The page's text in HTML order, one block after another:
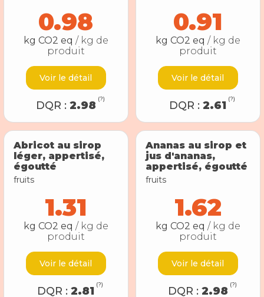
0.98
kg CO2 eq / kg de
produit
Voir le détail
DQR : 2.98
(?)
0.91
kg CO2 eq / kg de
produit
Voir le détail
DQR :2.61
(?)
Abricot au sirop
léger, appertisé,
égoutté
fruits
1.31
kg CO2 eq / kg de
produit
Voir le détail
DQR :2.81
(?)
Ananas au sirop et
jus d'ananas,
appertisé, égoutté
fruits
1.62
kg CO2 eq / kg de
produit
Voir le détail
DQR : 2.98
(?)